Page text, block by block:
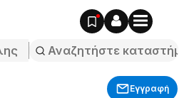
Εγγραφή